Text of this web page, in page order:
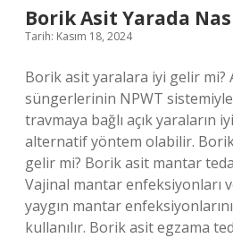
Borik Asit Yarada
Tarih: Kasım 18, 2024
Borik asit yaralara iyi gelir mi?
süngerlerinin NPWT
travmaya bağlı açık yaraların
alternatif yöntem olabilir.
gelir mi? Borik asit mantar
Vajinal mantar enfeksiyonları
yaygın mantar
kullanılır. Borik asit egzama